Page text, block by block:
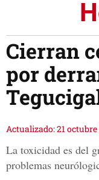
Cierran
por
Actualizado: 21 octubre
La toxicidad es del
problemas